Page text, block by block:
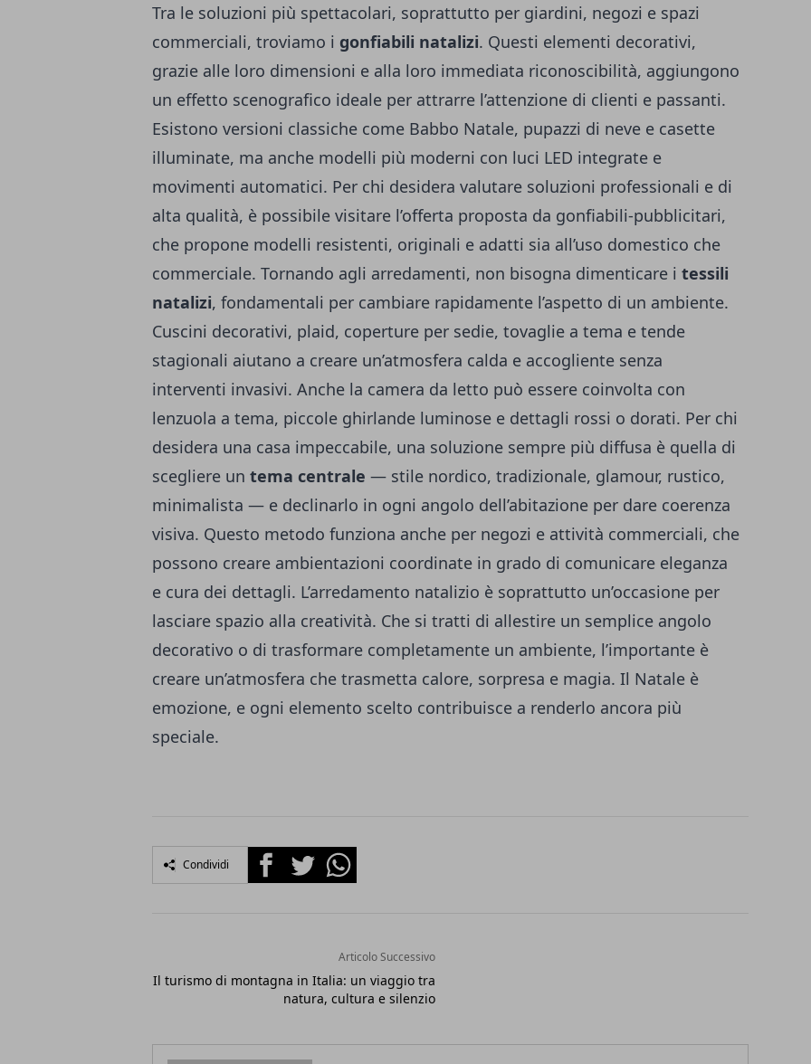
Tra le soluzioni più spettacolari, soprattutto per giardini, negozi e spazi
commerciali, troviamo i gonfiabili natalizi. Questi elementi decorativi,
grazie alle loro dimensioni e alla loro immediata riconoscibilità, aggiungono
un effetto scenografico ideale per attrarre l’attenzione di clienti e passanti.
Esistono versioni classiche come Babbo Natale, pupazzi di neve e casette
illuminate, ma anche modelli più moderni con luci LED integrate e
movimenti automatici. Per chi desidera valutare soluzioni professionali e di
alta qualità, è possibile visitare l’offerta proposta da gonfiabili-pubblicitari,
che propone modelli resistenti, originali e adatti sia all’uso domestico che
commerciale. Tornando agli arredamenti, non bisogna dimenticare i tessili
natalizi, fondamentali per cambiare rapidamente l’aspetto di un ambiente.
Cuscini decorativi, plaid, coperture per sedie, tovaglie a tema e tende
stagionali aiutano a creare un’atmosfera calda e accogliente senza
interventi invasivi. Anche la camera da letto può essere coinvolta con
lenzuola a tema, piccole ghirlande luminose e dettagli rossi o dorati. Per chi
desidera una casa impeccabile, una soluzione sempre più diffusa è quella di
scegliere un tema centrale — stile nordico, tradizionale, glamour, rustico,
minimalista — e declinarlo in ogni angolo dell’abitazione per dare coerenza
visiva. Questo metodo funziona anche per negozi e attività commerciali, che
possono creare ambientazioni coordinate in grado di comunicare eleganza
e cura dei dettagli. L’arredamento natalizio è soprattutto un’occasione per
lasciare spazio alla creatività. Che si tratti di allestire un semplice angolo
decorativo o di trasformare completamente un ambiente, l’importante è
creare un’atmosfera che trasmetta calore, sorpresa e magia. Il Natale è
emozione, e ogni elemento scelto contribuisce a renderlo ancora più
speciale.
Condividi FacebookTwitterWhatsapp
Articolo Successivo
Il turismo di montagna in Italia: un viaggio tra
natura, cultura e silenzio